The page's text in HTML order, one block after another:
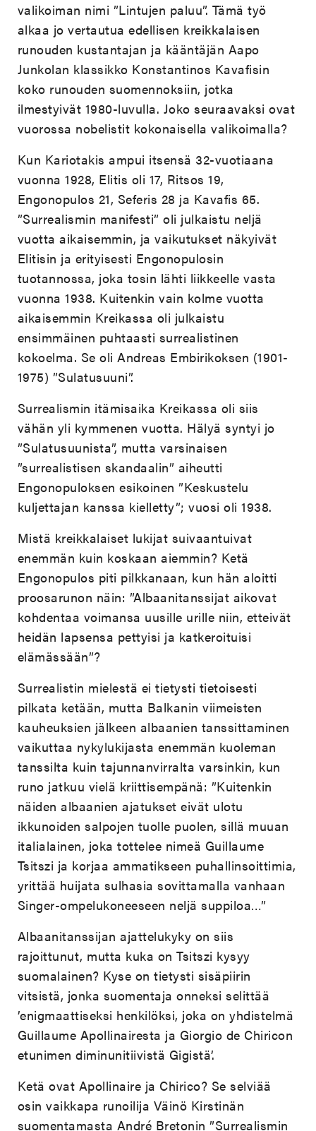
valikoiman nimi ”Lintujen paluu”. Tämä työ
alkaa jo vertautua edellisen kreikkalaisen
runouden kustantajan ja kääntäjän Aapo
Junkolan klassikko Konstantinos Kavafisin
koko runouden suomennoksiin, jotka
ilmestyivät 1980-luvulla. Joko seuraavaksi ovat
vuorossa nobelistit kokonaisella valikoimalla?
Kun Kariotakis ampui itsensä 32-vuotiaana
vuonna 1928, Elitis oli 17, Ritsos 19,
Engonopulos 21, Seferis 28 ja Kavafis 65.
”Surrealismin manifesti” oli julkaistu neljä
vuotta aikaisemmin, ja vaikutukset näkyivät
Elitisin ja erityisesti Engonopulosin
tuotannossa, joka tosin lähti liikkeelle vasta
vuonna 1938. Kuitenkin vain kolme vuotta
aikaisemmin Kreikassa oli julkaistu
ensimmäinen puhtaasti surrealistinen
kokoelma. Se oli Andreas Embirikoksen (1901-
1975) ”Sulatusuuni”.
Surrealismin itämisaika Kreikassa oli siis
vähän yli kymmenen vuotta. Hälyä syntyi jo
”Sulatusuunista”, mutta varsinaisen
”surrealistisen skandaalin” aiheutti
Engonopuloksen esikoinen ”Keskustelu
kuljettajan kanssa kielletty”; vuosi oli 1938.
Mistä kreikkalaiset lukijat suivaantuivat
enemmän kuin koskaan aiemmin? Ketä
Engonopulos piti pilkkanaan, kun hän aloitti
proosarunon näin: ”Albaanitanssijat aikovat
kohdentaa voimansa uusille urille niin, etteivät
heidän lapsensa pettyisi ja katkeroituisi
elämässään”?
Surrealistin mielestä ei tietysti tietoisesti
pilkata ketään, mutta Balkanin viimeisten
kauheuksien jälkeen albaanien tanssittaminen
vaikuttaa nykylukijasta enemmän kuoleman
tanssilta kuin tajunnanvirralta varsinkin, kun
runo jatkuu vielä kriittisempänä: ”Kuitenkin
näiden albaanien ajatukset eivät ulotu
ikkunoiden salpojen tuolle puolen, sillä muuan
italialainen, joka tottelee nimeä Guillaume
Tsitszi ja korjaa ammatikseen puhallinsoittimia,
yrittää huijata sulhasia sovittamalla vanhaan
Singer-ompelukoneeseen neljä suppiloa…”
Albaanitanssijan ajattelukyky on siis
rajoittunut, mutta kuka on Tsitszi kysyy
suomalainen? Kyse on tietysti sisäpiirin
vitsistä, jonka suomentaja onneksi selittää
’enigmaattiseksi henkilöksi, joka on yhdistelmä
Guillaume Apollinairesta ja Giorgio de Chiricon
etunimen diminunitiivistä Gigistä’.
Ketä ovat Apollinaire ja Chirico? Se selviää
osin vaikkapa runoilija Väinö Kirstinän
suomentamasta André Bretonin ”Surrealismin